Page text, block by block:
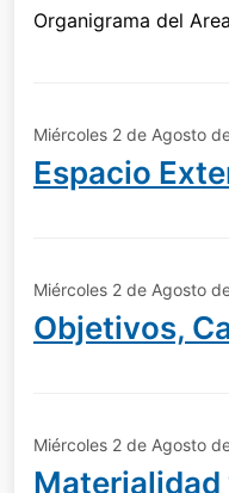
Organigrama del
Miércoles 2 de Agosto
Espacio
Miércoles 2 de Agosto
Objetivos,
Miércoles 2 de Agosto
Materialidad